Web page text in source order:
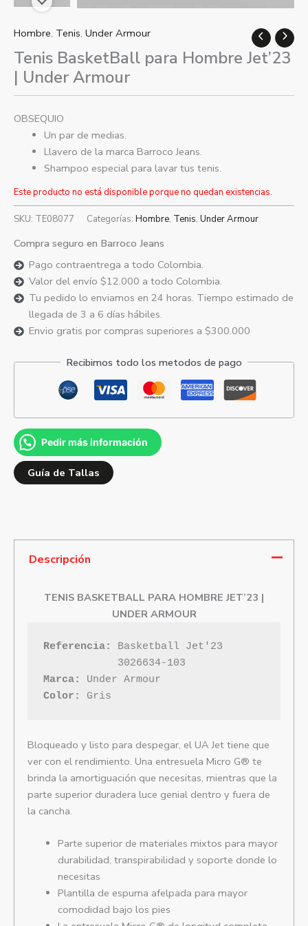
Hombre, Tenis, Under Armour
Tenis BasketBall para Hombre Jet’23
| Under Armour
OBSEQUIO
Un par de medias.
Llavero de la marca Barroco Jeans.
Shampoo especial para lavar tus tenis.
Este producto no está disponible porque no quedan existencias.
SKU: TE08077 Categorías: Hombre, Tenis, Under Armour
Compra seguro en Barroco Jeans
Pago contraentrega a todo Colombia.
Valor del envío $12.000 a todo Colombia.
Tu pedido lo enviamos en 24 horas. Tiempo estimado de
llegada de 3 a 6 días hábiles.
Envio gratis por compras superiores a $300.000
Recibimos todo los metodos de pago
Pedir más información
Guía de Tallas
Descripción
TENIS BASKETBALL PARA HOMBRE JET’23 |
UNDER ARMOUR
Referencia:
Basketball Jet'23
Marca:
Color:
Gris
Bloqueado y listo para despegar, el UA Jet tiene que
ver con el rendimiento. Una entresuela Micro G® te
brinda la amortiguación que necesitas, mientras que la
parte superior duradera luce genial dentro y fuera de
la cancha.
Parte superior de materiales mixtos para mayor
durabilidad, transpirabilidad y soporte donde lo
necesitas
Plantilla de espuma afelpada para mayor
comodidad bajo los pies